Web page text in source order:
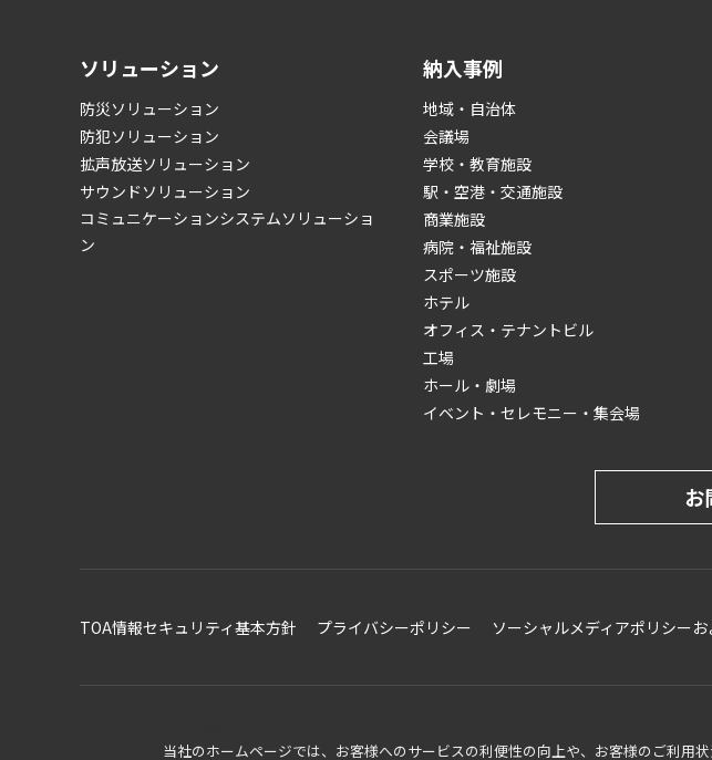
当社のホームページでは、お客様へのサービスの利便性の向上や、お客様のご利用
ソリューション
防災ソリューション
防犯ソリューション
拡声放送ソリューション
サウンドソリューション
コミュニケーションシステムソリューショ
ン
納入事例
地域・自治体
会議場
学校・教育施設
駅・空港・交通施設
商業施設
病院・福祉施設
スポーツ施設
ホテル
オフィス・テナントビル
工場
ホール・劇場
イベント・セレモニー・集会場
お
TOA情報セキュリティ基本方針 プライバシーポリシー ソーシャルメディアポリシー